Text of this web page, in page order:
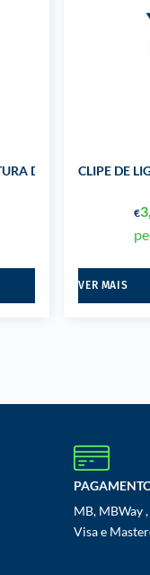
DO PARA-CLIPE DE
€
VER MAIS
MB, MBWay
Visa e